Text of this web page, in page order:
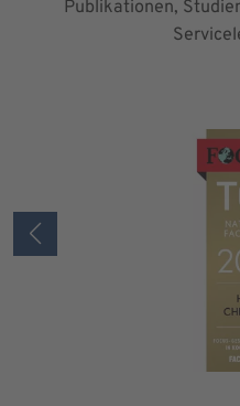
Publikationen,